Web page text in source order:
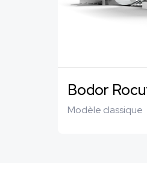
Bodor
Modèle classique